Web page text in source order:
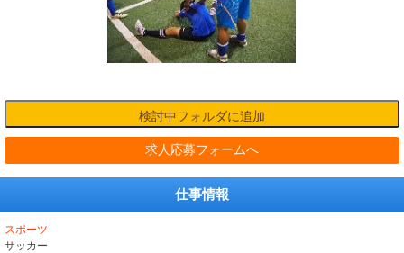
求人応募フォームへ
仕事情報
スポーツ
サッカー